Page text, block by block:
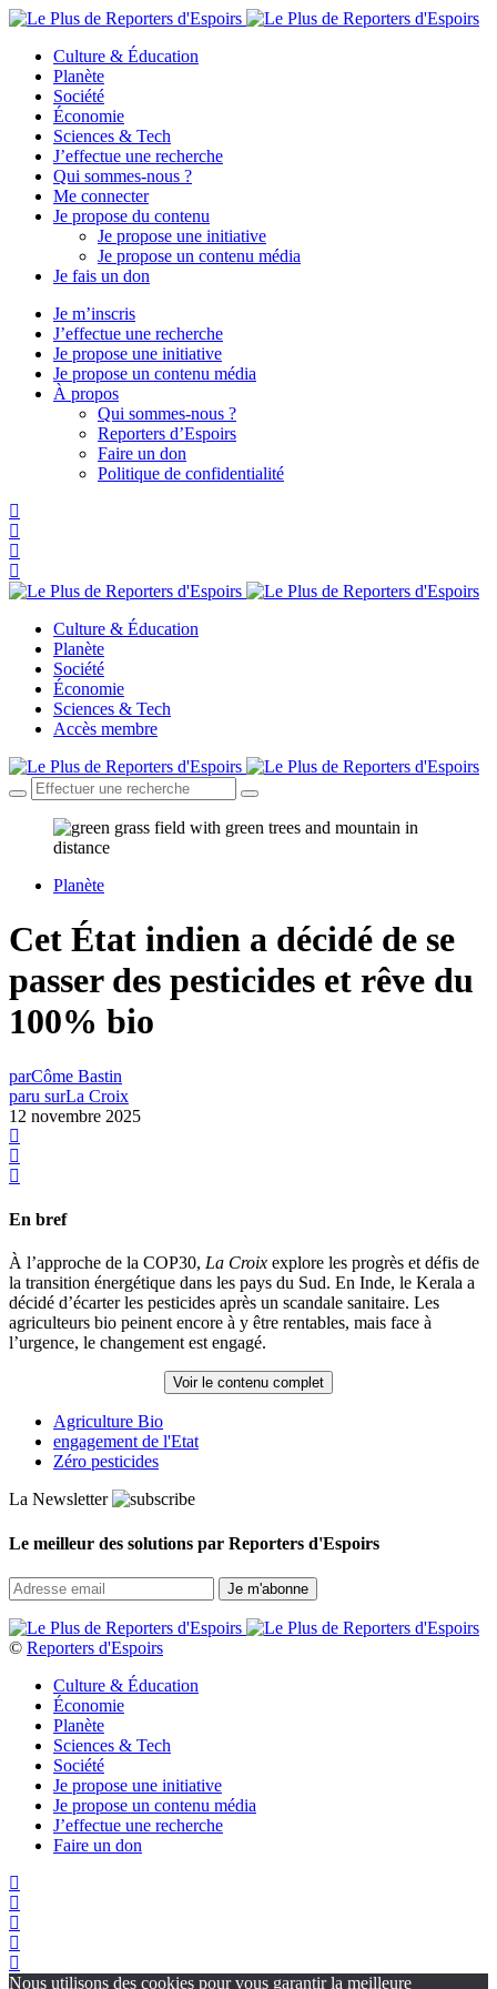
Culture & Éducation
Planète
Société
Économie
Sciences & Tech
J’effectue une recherche
Qui sommes-nous ?
Me connecter
Je propose du contenu
Je propose une initiative
Je propose un contenu média
Je fais un don
Je m’inscris
J’effectue une recherche
Je propose une initiative
Je propose un contenu média
À propos
Qui sommes-nous ?
Reporters d’Espoirs
Faire un don
Politique de confidentialité
Culture & Éducation
Planète
Société
Économie
Sciences & Tech
Accès membre
Planète
Cet État indien a décidé de se
passer des pesticides et rêve du
100% bio
parCôme Bastin
paru surLa Croix
12 novembre 2025
En bref
À l’approche de la COP30, La Croix explore les progrès et défis de
la transition énergétique dans les pays du Sud. En Inde, le Kerala a
décidé d’écarter les pesticides après un scandale sanitaire. Les
agriculteurs bio peinent encore à y être rentables, mais face à
l’urgence, le changement est engagé.
Voir le contenu complet
Agriculture Bio
engagement de l'Etat
Zéro pesticides
La Newsletter
Le meilleur des solutions par Reporters d'Espoirs
© Reporters d'Espoirs
Culture & Éducation
Économie
Planète
Sciences & Tech
Société
Je propose une initiative
Je propose un contenu média
J’effectue une recherche
Faire un don
Nous utilisons des cookies pour vous garantir la meilleure